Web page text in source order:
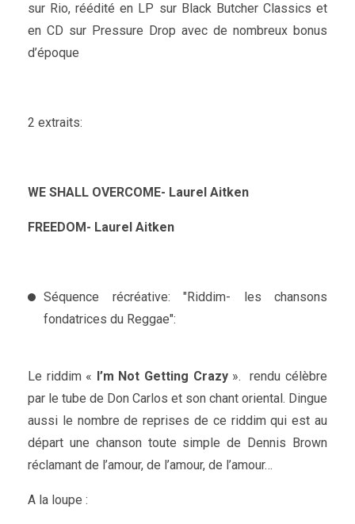
sur Rio, réédité en LP sur Black Butcher Classics et
en CD sur Pressure Drop avec de nombreux bonus
d’époque
2 extraits:
WE SHALL OVERCOME- Laurel Aitken
FREEDOM- Laurel Aitken
Séquence récréative: "Riddim- les chansons
fondatrices du Reggae":
Le riddim « I’m Not Getting Crazy». rendu célèbre
par le tube de Don Carlos et son chant oriental. Dingue
aussi le nombre de reprises de ce riddim qui est au
départ une chanson toute simple de Dennis Brown
réclamant de l’amour, de l’amour, de l’amour…
A la loupe :